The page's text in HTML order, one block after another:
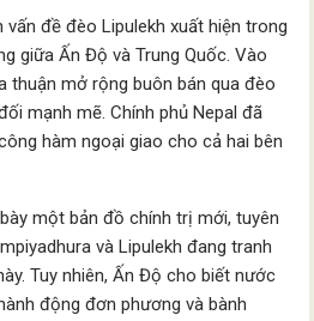
đề đèo Lipulekh xuất hiện trong
giữa Ấn Độ và Trung Quốc. Vào
thuận mở rộng buôn bán qua đèo
mạnh mẽ. Chính phủ Nepal đã
hàm ngoại giao cho cả hai bên
một bản đồ chính trị mới, tuyên
và Lipulekh đang tranh
Tuy nhiên, Ấn Độ cho biết nước
động đơn phương và bành